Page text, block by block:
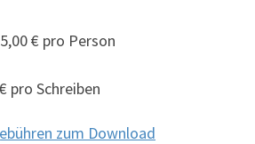
€ pro Person
pro Schreiben
zum Download